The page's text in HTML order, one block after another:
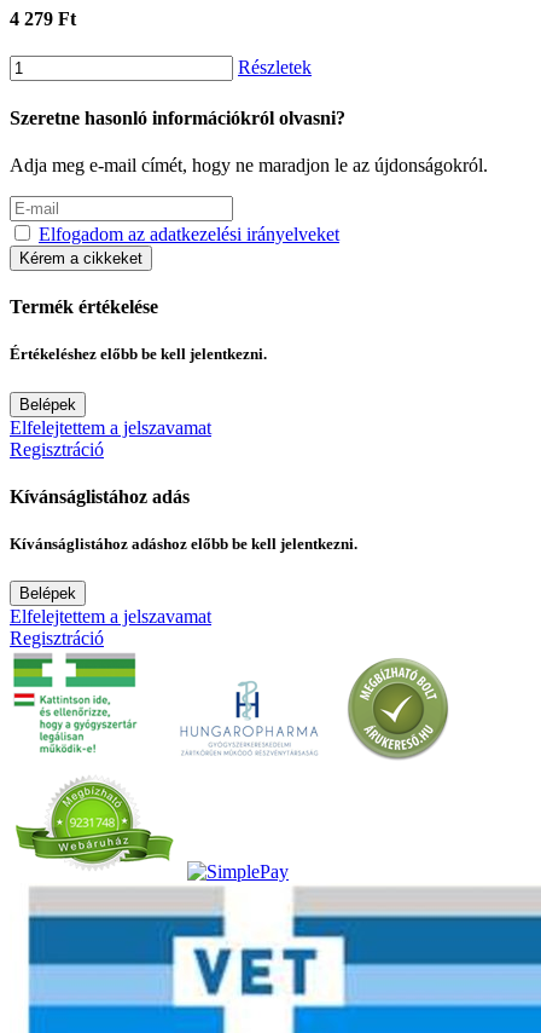
4 279 Ft
Részletek
Szeretne hasonló információkról olvasni?
Adja meg e-mail címét, hogy ne maradjon le az újdonságokról.
Elfogadom az adatkezelési irányelveket
Kérem a cikkeket
Termék értékelése
Értékeléshez előbb be kell jelentkezni.
Belépek
Elfelejtettem a jelszavamat
Regisztráció
Kívánságlistához adás
Kívánságlistához adáshoz előbb be kell jelentkezni.
Belépek
Elfelejtettem a jelszavamat
Regisztráció